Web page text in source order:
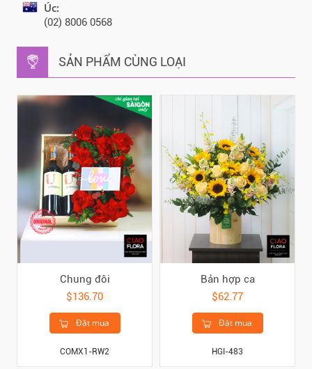
Úc:
(02) 8006 0568
SẢN PHẨM CÙNG LOẠI
Chung đôi
$136.70
Đặt mua
COMX1-RW2
Bản hợp ca
$62.77
Đặt mua
HGI-483